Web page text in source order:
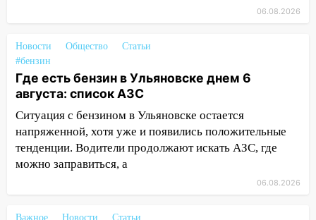
13:36 В Инзе произошел крупный пожар
13:00 В суде защитили репутацию
мужчины, которого необоснованно
обвиняли в жестоком обращении с
животными
12:28 Миллион на «льготниках»: в
Ульяновской области перевозчик
06.08.2026
Новости Общество
Статьи
#бензин
Где есть бензин в Ульяновске днем 6
августа: список АЗС
Ситуация с бензином в Ульяновске остается
напряженной, хотя уже и появились положительные
тенденции. Водители продолжают искать АЗС, где
можно заправиться, а
06.08.2026
Важное Новости Статьи